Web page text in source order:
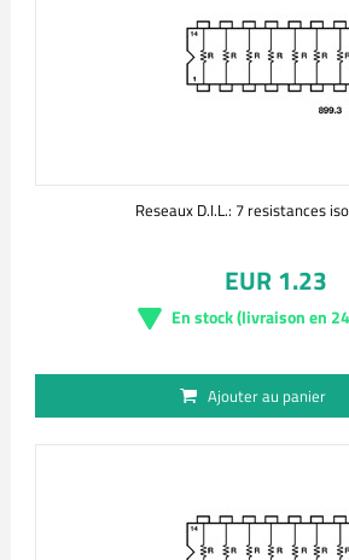
Reseaux D.I.L.: 7 resistances
EUR 1.23
En stock (livraison en
Ajouter au panier